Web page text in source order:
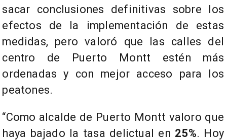
sacar conclusiones definitivas sobre los
efectos de la implementación de estas
medidas, pero valoró que las calles del
centro de Puerto Montt estén más
ordenadas y con mejor acceso para los
peatones.
“Como alcalde de Puerto Montt valoro que
haya bajado la tasa delictual en 25%. Hoy